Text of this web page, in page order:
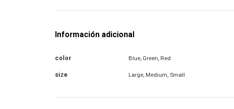
Información adicional
color Blue, Green, Red
size Large, Medium, Small